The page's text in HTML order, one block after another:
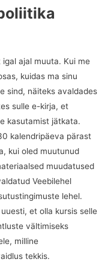
ajal muuta. Kui me
kuidas ma sinu
sind, näiteks avaldades
sulle e-kirja, et
kasutamist jätkata.
kalendripäeva pärast
kui oled muutunud
muudatused
Veebilehel
lehel.
et olla kursis selle
vältimiseks
milline
tekkis.